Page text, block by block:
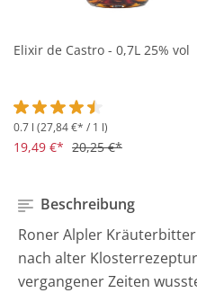
Elixir de Castro - 0,7L 25% vol
Durchschnittliche Bewertung
0.7 l (27,84 €* / 1 l)
19,49 €* 20,25 €*
Beschreibung
Roner Alpler
nach alter
vergangener Zeiten